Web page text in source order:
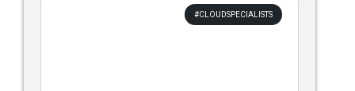
#CLOUDSPECIALISTS